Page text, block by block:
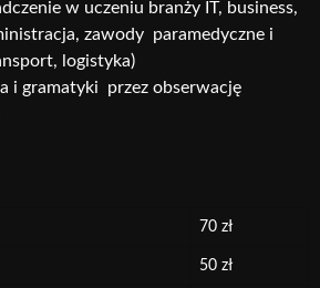
w uczeniu branży IT, business,
zawody paramedyczne i
logistyka)
i gramatyki przez obserwację
70 zł
50 zł